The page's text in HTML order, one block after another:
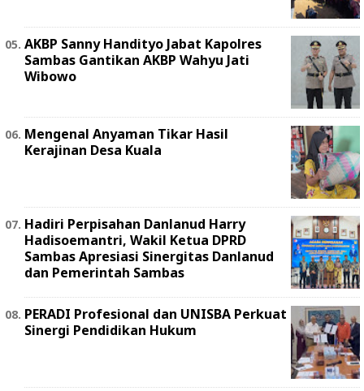
AKBP Sanny Handityo Jabat Kapolres
Sambas Gantikan AKBP Wahyu Jati
Wibowo
Mengenal Anyaman Tikar Hasil
Kerajinan Desa Kuala
Hadiri Perpisahan Danlanud Harry
Hadisoemantri, Wakil Ketua DPRD
Sambas Apresiasi Sinergitas Danlanud
dan Pemerintah Sambas
PERADI Profesional dan UNISBA Perkuat
Sinergi Pendidikan Hukum